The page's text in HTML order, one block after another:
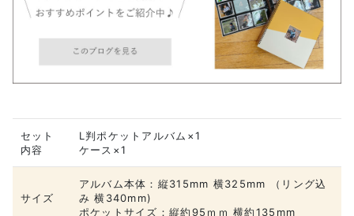
セット
内容
L判ポケットアルバム×1
ケース×1
サイズ
アルバム本体：縦315mm 横325mm （リング込
み 横340mm)
ポケットサイズ：縦約95ｍｍ 横約135mm